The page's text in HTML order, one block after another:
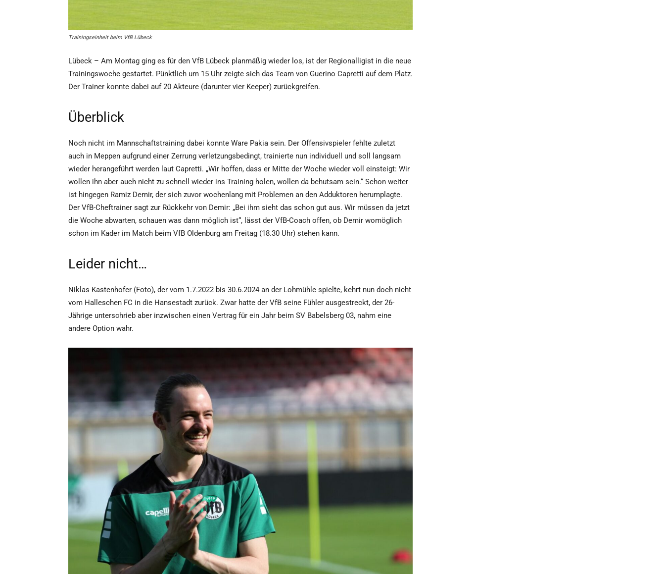
Trainingseinheit beim VfB Lübeck
Lübeck – Am Montag ging es für den VfB Lübeck planmäßig wieder los, ist der Regionalligist in die neue
Trainingswoche gestartet. Pünktlich um 15 Uhr zeigte sich das Team von Guerino Capretti auf dem Platz.
Der Trainer konnte dabei auf 20 Akteure (darunter vier Keeper) zurückgreifen.
Überblick
Noch nicht im Mannschaftstraining dabei konnte Ware Pakia sein. Der Offensivspieler fehlte zuletzt
auch in Meppen aufgrund einer Zerrung verletzungsbedingt, trainierte nun individuell und soll langsam
wieder herangeführt werden laut Capretti. „Wir hoffen, dass er Mitte der Woche wieder voll einsteigt: Wir
wollen ihn aber auch nicht zu schnell wieder ins Training holen, wollen da behutsam sein.“ Schon weiter
ist hingegen Ramiz Demir, der sich zuvor wochenlang mit Problemen an den Adduktoren herumplagte.
Der VfB-Cheftrainer sagt zur Rückkehr von Demir: „Bei ihm sieht das schon gut aus. Wir müssen da jetzt
die Woche abwarten, schauen was dann möglich ist“, lässt der VfB-Coach offen, ob Demir womöglich
schon im Kader im Match beim VfB Oldenburg am Freitag (18.30 Uhr) stehen kann.
Leider nicht…
Niklas Kastenhofer (Foto), der vom 1.7.2022 bis 30.6.2024 an der Lohmühle spielte, kehrt nun doch nicht
vom Halleschen FC in die Hansestadt zurück. Zwar hatte der VfB seine Fühler ausgestreckt, der 26-
Jährige unterschrieb aber inzwischen einen Vertrag für ein Jahr beim SV Babelsberg 03, nahm eine
andere Option wahr.